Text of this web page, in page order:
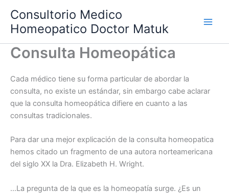
content
Consultorio Medico
Homeopatico Doctor Matuk
Consulta Homeopática
Cada médico tiene su forma particular de abordar la
consulta, no existe un estándar, sin embargo cabe aclarar
que la consulta homeopática difiere en cuanto a las
consultas tradicionales.
Para dar una mejor explicación de la consulta homeopatica
hemos citado un fragmento de una autora norteamericana
del siglo XX la Dra. Elizabeth H. Wright.
…La pregunta de la que es la homeopatía surge. ¿Es un